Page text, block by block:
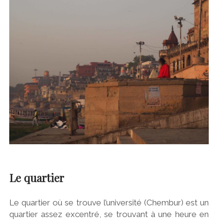
Le quartier
Le quartier où se trouve l’université (Chembur) est un
quartier assez excentré, se trouvant à une heure en